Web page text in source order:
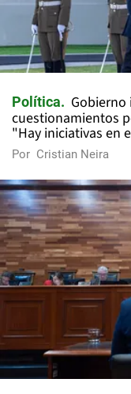
Política
cuestionamientos
"Hay iniciativas en
Por Cristian Neira